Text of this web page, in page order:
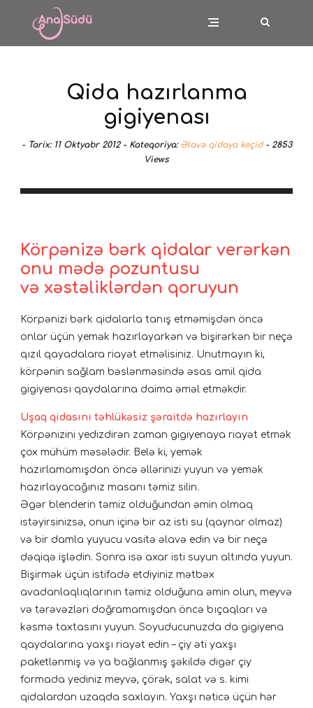
Qida hazırlanma
gigiyenası
- Tarix: 11 Oktyabr 2012 - Kateqoriya: Əlavə qidaya keçid- 2853
Views
Körpənizə bərk qidalar verərkən
onu mədə pozuntusu
və xəstəliklərdən qoruyun
Körpənizi bərk qidalarla tanış etməmişdən öncə
onlar üçün yemək hazırlayarkən və bişirərkən bir neçə
qızıl qayadalara riayət etməlisiniz. Unutmayın ki,
körpənin sağlam bəslənməsində əsas amil qida
gigiyenası qaydalarına daima əməl etməkdir.
Uşaq qidasını təhlükəsiz şəraitdə hazırlayın
Körpənizini yedizdirən zaman gigiyenaya riayət etmək
çox mühüm məsələdir. Belə ki, yemək
hazırlamamışdan öncə əllərinizi yuyun və yemək
hazırlayacağınız masanı təmiz silin.
Əgər blenderin təmiz olduğundan əmin olmaq
istəyirsinizsə, onun içinə bir az isti su (qaynar olmaz)
və bir damla yuyucu vasitə əlavə edin və bir neçə
dəqiqə işlədin. Sonra isə axar isti suyun altında yuyun.
Bişirmək üçün istifadə etdiyiniz mətbəx
avadanlaqlıqlarının təmiz olduğuna əmin olun, meyvə
və tərəvəzləri doğramamışdan öncə bıçaqları və
kəsmə taxtasını yuyun. Soyuducunuzda da gigiyena
qaydalarına yaxşı riayət edin – çiy əti yaxşı
paketlənmiş və ya bağlanmış şəkildə digər çiy
formada yediniz meyvə, çörək, salat və s. kimi
qidalardan uzaqda saxlayın. Yaxşı nəticə üçün hər